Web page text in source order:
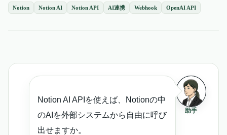
Notion Notion AI Notion API AI連携 Webhook OpenAI API
助手
Notion AI APIを使えば、Notionの中
のAIを外部システムから自由に呼び
出せますか。